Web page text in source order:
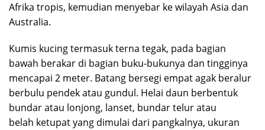
Afrika tropis, kemudian menyebar ke wilayah Asia dan
Australia.
Kumis kucing termasuk terna tegak, pada bagian
bawah berakar di bagian buku-bukunya dan tingginya
mencapai 2 meter. Batang bersegi empat agak beralur
berbulu pendek atau gundul. Helai daun berbentuk
bundar atau lonjong, lanset, bundar telur atau
belah ketupat yang dimulai dari pangkalnya, ukuran